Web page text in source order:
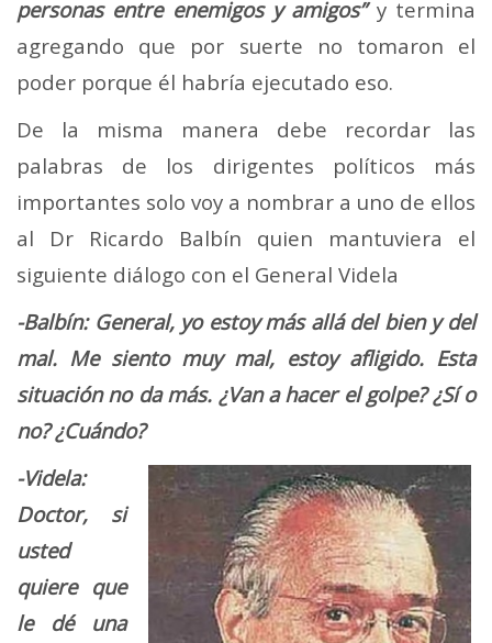
personas entre enemigos y amigos”y termina
agregando que por suerte no tomaron el
poder porque él habría ejecutado eso.
De la misma manera debe recordar las
palabras de los dirigentes políticos más
importantes solo voy a nombrar a uno de ellos
al Dr Ricardo Balbín quien mantuviera el
siguiente diálogo con el General Videla
-Balbín: General, yo estoy más allá del bien y del
mal. Me siento muy mal, estoy afligido. Esta
situación no da más. ¿Van a hacer el golpe? ¿Sí o
no? ¿Cuándo?
-Videla:
Doctor, si
usted
quiere que
le dé una